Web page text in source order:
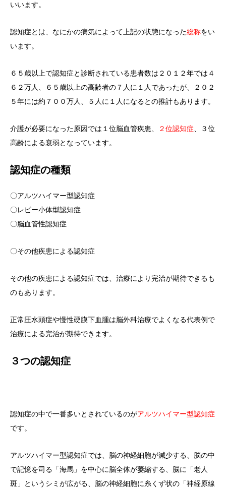
いいます。
認知症とは、なにかの病気によって上記の状態になった総称をい
います。
６５歳以上で認知症と診断されている患者数は２０１２年では４
６２万人、６５歳以上の高齢者の７人に１人であったが、２０２
５年には約７００万人、５人に１人になるとの推計もあります。
介護が必要になった原因では１位脳血管疾患、 ２位認知症 、３位
高齢による衰弱となっています。
認知症の種類
〇アルツハイマー型認知症
〇レビー小体型認知症
〇脳血管性認知症
〇その他疾患による認知症
その他の疾患による認知症では、治療により完治が期待できるも
のもあります。
正常圧水頭症や慢性硬膜下血腫は脳外科治療でよくなる代表例で
治療による完治が期待できます。
３つの認知症
認知症の中で一番多いとされているのがアルツハイマー型認知症
です。
アルツハイマー型認知症では、脳の神経細胞が減少する、脳の中
で記憶を司る「海馬」を中心に脳全体が萎縮する、脳に「老人
斑」というシミが広がる、脳の神経細胞に糸くず状の「神経原線